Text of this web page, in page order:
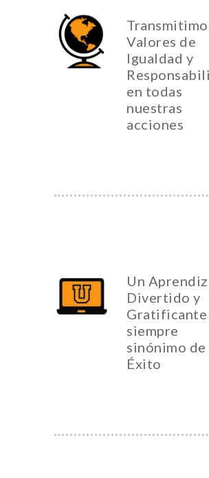
Valores de
Igualdad y
en todas
nuestras
acciones
Un
Divertido y
Gratificante
siempre
sinónimo de
Éxito